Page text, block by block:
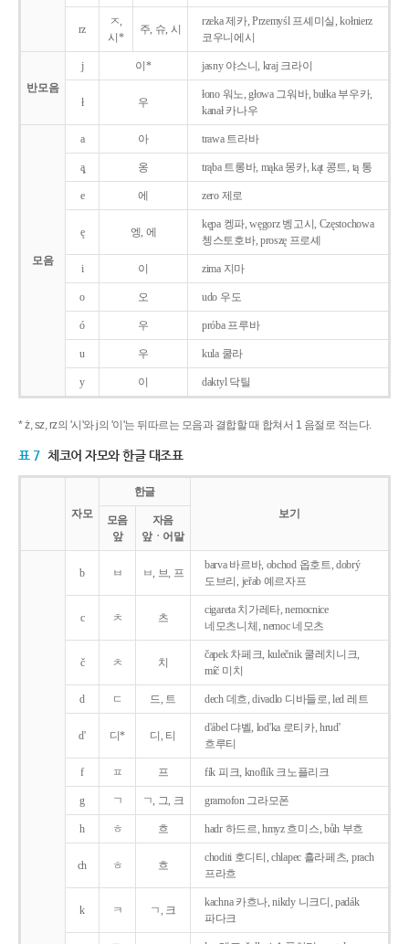
rz
ㅈ,
시*
주, 슈, 시
rzeka 제카, Przemyśl 프셰미실, kołnierz
코우니에시
반모음
j 이* jasny 야스니, kraj 크라이
ł 우
łono 워노, głowa 그워바, bułka 부우카,
kanał 카나우
모음
a 아 trawa 트라바
ą̨ 옹 trąba 트롱바, mąka 몽카, kąt 콩트, tą 통
e 에 zero 제로
ę 엥, 에
kępa 켕파, węgorz 벵고시, Częstochowa
쳉스토호바, proszę 프로셰
i 이 zima 지마
o 오 udo 우도
ó 우 próba 프루바
u 우 kula 쿨라
y 이 daktyl 닥틸
* ż, sz, rz의 '시'와 j의 '이'는 뒤따르는 모음과 결합할 때 합쳐서 1 음절로 적는다.
표 7 체코어 자모와 한글 대조표
자모
한글
보기
모음
앞
자음
앞ㆍ어말
b ㅂ ㅂ, 브, 프
barva 바르바, obchod 옵호트, dobrý
도브리, jeřab 예르자프
c ㅊ 츠
cigareta 치가레타, nemocnice
네모츠니체, nemoc 네모츠
č ㅊ 치
čapek 차페크, kulečnik 쿨레치니크,
míč 미치
d ㄷ 드, 트 dech 데흐, divadlo 디바들로, led 레트
d' 디* 디, 티
d'ábel 댜벨, lod'ka 로티카, hrud'
흐루티
f ㅍ 프 fík 피크, knoflík 크노플리크
g ㄱ ㄱ, 그, 크 gramofon 그라모폰
h ㅎ 흐 hadr 하드르, hmyz 흐미스, bůh 부흐
ch ㅎ 흐
choditi 호디티, chlapec 흘라페츠, prach
프라흐
k ㅋ ㄱ, 크
kachna 카흐나, nikdy 니크디, padák
파다크